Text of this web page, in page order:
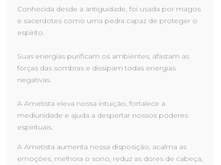
Conhecida desde a antiguidade, foi usada por magos
e sacerdotes como uma pedra capaz de proteger o
espírito.
Suas energias purificam os ambientes, afastam as
forças das sombras e dissipam todas energias
negativas.
A Ametista eleva nossa intuição, fortalece a
mediunidade e ajuda a despertar nossos poderes
espirituais.
A Ametista aumenta nossa disposição, acalma as
emoções, melhora o sono, reduz as dores de cabeça,